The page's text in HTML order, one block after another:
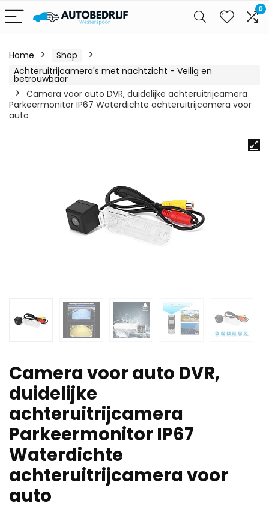
0
Home
Shop
Achteruitrijcamera's met nachtzicht - Veilig en
betrouwbaar
Camera voor auto DVR, duidelijke achteruitrijcamera
Parkeermonitor IP67 Waterdichte achteruitrijcamera voor
auto
Camera voor auto DVR,
duidelijke
achteruitrijcamera
Parkeermonitor IP67
Waterdichte
achteruitrijcamera voor
auto